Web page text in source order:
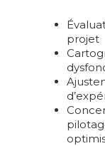
projet